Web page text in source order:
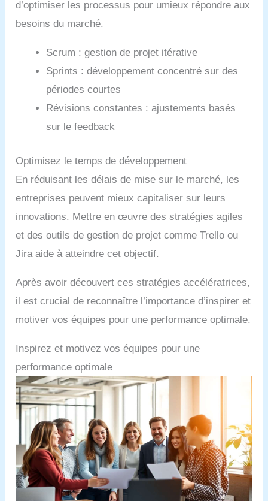
d’optimiser les processus pour umieux répondre aux
besoins du marché.
Scrum : gestion de projet itérative
Sprints : développement concentré sur des
périodes courtes
Révisions constantes : ajustements basés
sur le feedback
Optimisez le temps de développement
En réduisant les délais de mise sur le marché, les
entreprises peuvent mieux capitaliser sur leurs
innovations. Mettre en œuvre des stratégies agiles
et des outils de gestion de projet comme Trello ou
Jira aide à atteindre cet objectif.
Après avoir découvert ces stratégies accélératrices,
il est crucial de reconnaître l’importance d’inspirer et
motiver vos équipes pour une performance optimale.
Inspirez et motivez vos équipes pour une
performance optimale